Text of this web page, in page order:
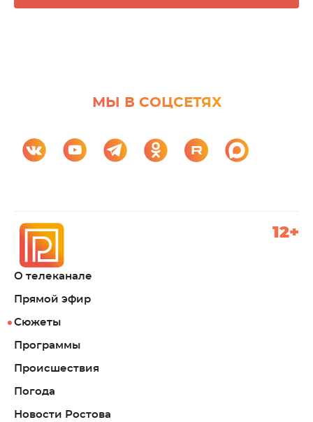
МЫ В СОЦСЕТЯХ
О телеканале
Прямой эфир
Сюжеты
Программы
Происшествия
Погода
Новости Ростова
12+